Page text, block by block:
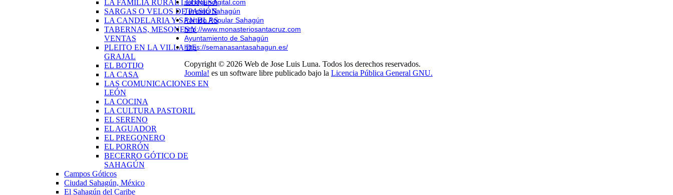
LA FAMILIA RURAL LEONESA
SARGAS O VELOS DE PASIÓN
LA CANDELARIA Y SAN BLAS
TABERNAS, MESONES Y
VENTAS
PLEITO EN LA VILLA DE
GRAJAL
EL BOTIJO
LA CASA
LAS COMUNICACIONES EN
LEÓN
LA COCINA
LA CULTURA PASTORIL
EL SERENO
EL AGUADOR
EL PREGONERO
EL PORRÓN
BECERRO GÓTICO DE
SAHAGÚN
Campos Góticos
Ciudad Sahagún, México
El Sahagún del Caribe
sahagundigital.com
Turismo Sahagún
Partido Popular Sahagún
http://www.monasteriosantacruz.com
Ayuntamiento de Sahagún
https://semanasantasahagun.es/
Copyright © 2026 Web de Jose Luis Luna. Todos los derechos reservados.
Joomla! es un software libre publicado bajo la Licencia Pública General GNU.